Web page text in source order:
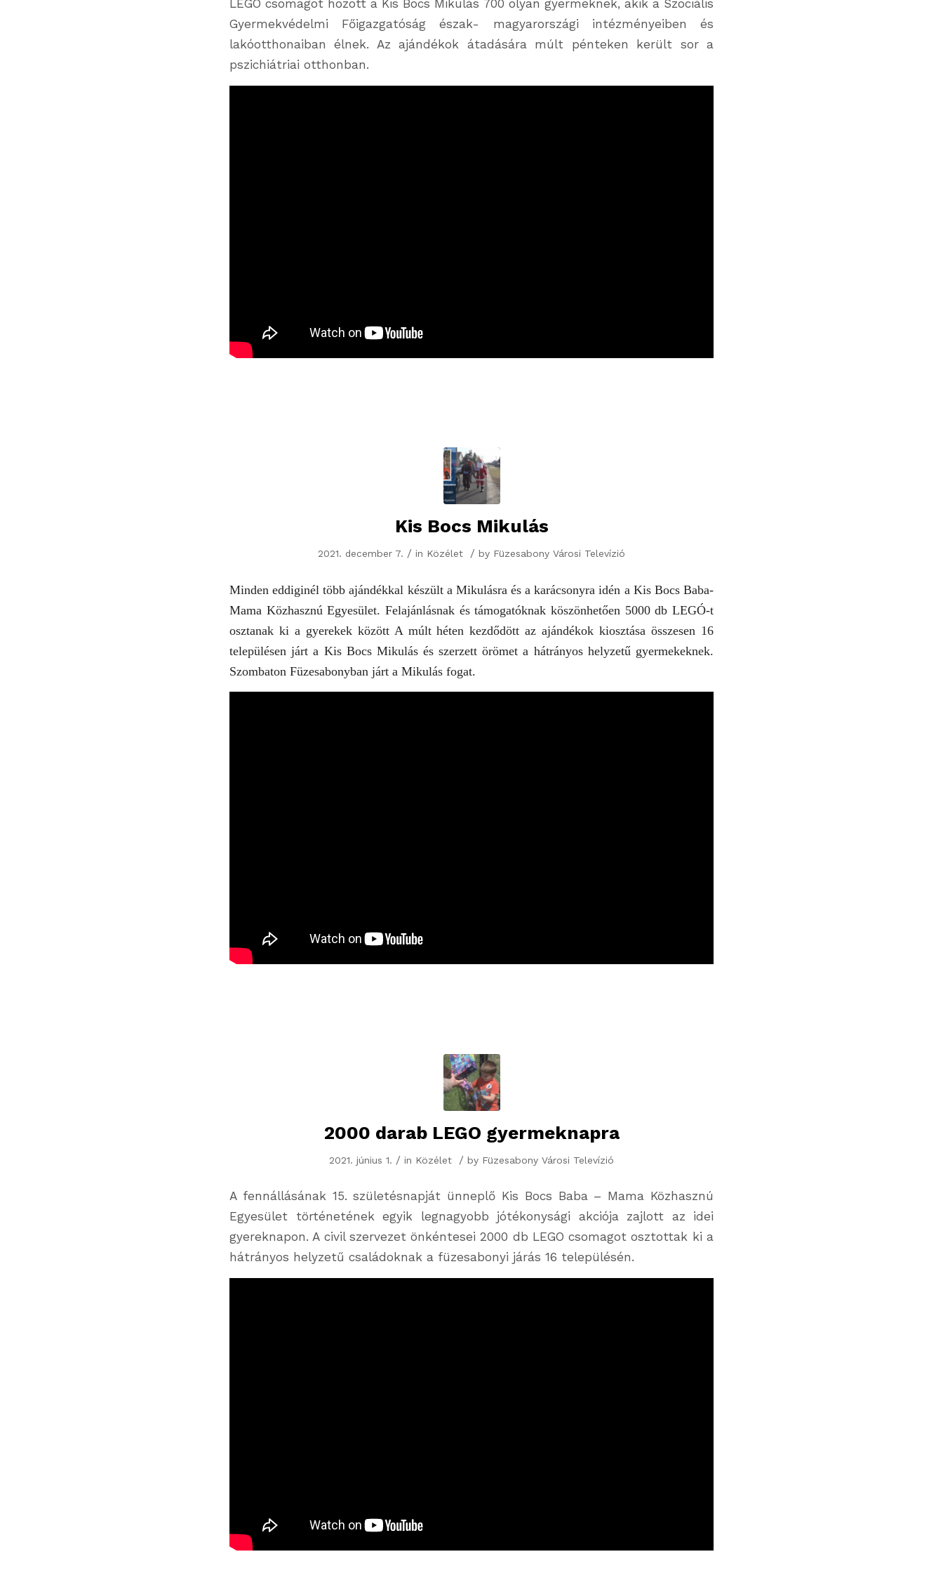
LEGO csomagot hozott a Kis Bocs Mikulás 700 olyan gyermeknek, akik a Szociális
Gyermekvédelmi Főigazgatóság észak- magyarországi intézményeiben és
lakóotthonaiban élnek. Az ajándékok átadására múlt pénteken került sor a
pszichiátriai otthonban.
Kis Bocs Mikulás
2021. december 7. / in Közélet / by Füzesabony Városi Televízió
Minden eddiginél több ajándékkal készült a Mikulásra és a karácsonyra idén a Kis Bocs Baba-
Mama Közhasznú Egyesület. Felajánlásnak és támogatóknak köszönhetően 5000 db LEGÓ-t
osztanak ki a gyerekek között A múlt héten kezdődött az ajándékok kiosztása összesen 16
településen járt a Kis Bocs Mikulás és szerzett örömet a hátrányos helyzetű gyermekeknek.
Szombaton Füzesabonyban járt a Mikulás fogat.
2000 darab LEGO gyermeknapra
2021. június 1. / in Közélet / by Füzesabony Városi Televízió
A fennállásának 15. születésnapját ünneplő Kis Bocs Baba – Mama Közhasznú
Egyesület történetének egyik legnagyobb jótékonysági akciója zajlott az idei
gyereknapon. A civil szervezet önkéntesei 2000 db LEGO csomagot osztottak ki a
hátrányos helyzetű családoknak a füzesabonyi járás 16 településén.